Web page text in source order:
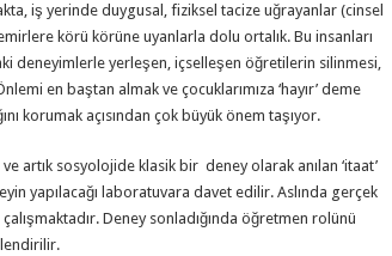
iş yerinde duygusal, fiziksel tacize uğrayanlar (cinsel
körü körüne uyanlarla dolu ortalık. Bu insanları
deneyimlerle yerleşen, içselleşen öğretilerin silinmesi,
en baştan almak ve çocuklarımıza ‘hayır’ deme
korumak açısından çok büyük önem taşıyor.
ve artık sosyolojide klasik bir deney olarak anılan ‘itaat’
yapılacağı laboratuvara davet edilir. Aslında gerçek
Deney sonladığında öğretmen rolünü